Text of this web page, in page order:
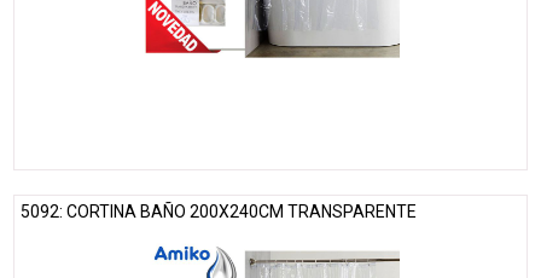
5092: CORTINA BAÑO 200X240CM TRANSPARENTE